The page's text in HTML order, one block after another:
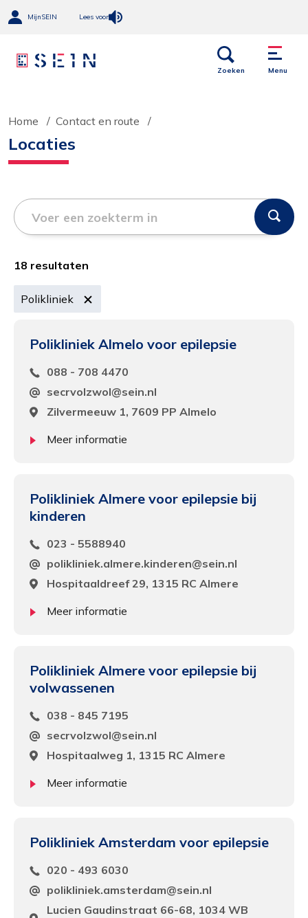
Functioneel
Open
Zoeken
Menu
links
Menu
MijnSEIN Lees voor
Home Contact en route
Locaties
Voer
een
zoekterm
18 resultaten
Polikliniek
Polikliniek Almelo voor epilepsie
088 - 708 4470
secrvolzwol@sein.nl
Zilvermeeuw 1, 7609 PP Almelo
Meer informatie
Polikliniek Almere voor epilepsie bij
kinderen
023 - 5588940
polikliniek.almere.kinderen@sein.nl
Hospitaaldreef 29, 1315 RC Almere
Meer informatie
Polikliniek Almere voor epilepsie bij
volwassenen
038 - 845 7195
secrvolzwol@sein.nl
Hospitaalweg 1, 1315 RC Almere
Meer informatie
Polikliniek Amsterdam voor epilepsie
020 - 493 6030
polikliniek.amsterdam@sein.nl
Lucien Gaudinstraat 66-68, 1034 WB